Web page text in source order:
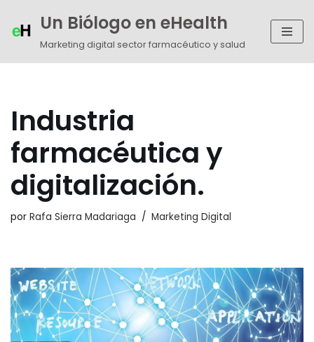
Saltar
Un Biólogo en eHealth
Marketing digital sector farmacéutico y salud
Industria
farmacéutica y
digitalización.
por Rafa Sierra Madariaga Marketing Digital